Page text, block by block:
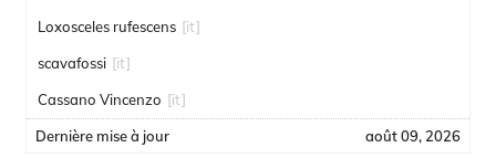
Loxosceles rufescens [it]
scavafossi [it]
Cassano Vincenzo [it]
Dernière mise à jour août 09, 2026